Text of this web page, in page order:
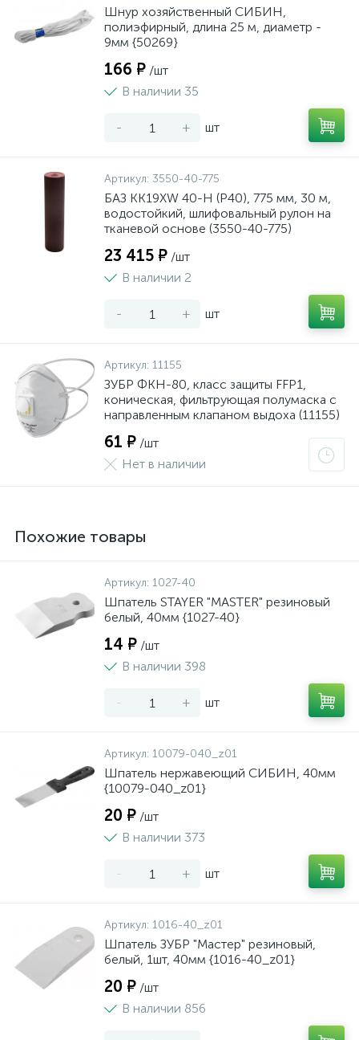
Шнур хозяйственный СИБИН,
полиэфирный, длина 25 м, диаметр -
9мм {50269}
166 ₽ /шт
В наличии 35
- + шт
Артикул: 3550-40-775
БАЗ KK19XW 40-H (Р40), 775 мм, 30 м,
водостойкий, шлифовальный рулон на
тканевой основе (3550-40-775)
23 415 ₽ /шт
В наличии 2
- + шт
Артикул: 11155
ЗУБР ФКН-80, класс защиты FFP1,
коническая, фильтрующая полумаска с
направленным клапаном выдоха (11155)
61 ₽ /шт
Нет в наличии
Похожие товары
Артикул: 1027-40
Шпатель STAYER "MASTER" резиновый
белый, 40мм {1027-40}
14 ₽ /шт
В наличии 398
- + шт
Артикул: 10079-040_z01
Шпатель нержавеющий СИБИН, 40мм
{10079-040_z01}
20 ₽ /шт
В наличии 373
- + шт
Артикул: 1016-40_z01
Шпатель ЗУБР "Мастер" резиновый,
белый, 1шт, 40мм {1016-40_z01}
20 ₽ /шт
В наличии 856